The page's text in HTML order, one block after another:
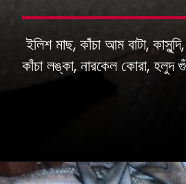
ইলিশ মাছ, কাঁচা আম বাটা,
কাঁচা লঙ্কা, নারকেল কোরা, হলুদ
.